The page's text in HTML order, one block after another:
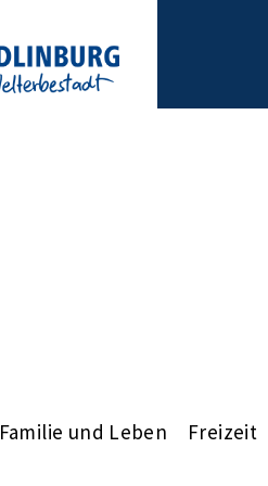
Familie und Leben Freizeit